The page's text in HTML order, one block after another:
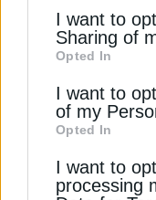
information by
of downstream
information
third parties
Downstream
disclose it to
I want to
Sharing of
Opted In
I want to
of my
Opted In
I want to
processing
ΔΕΊΤΕ ΕΠΊΣΗΣ